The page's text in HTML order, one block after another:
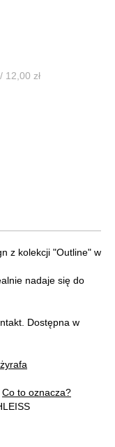
12,00 zł
z kolekcji "Outline" w
nadaje się do
Dostępna w
Co to oznacza?